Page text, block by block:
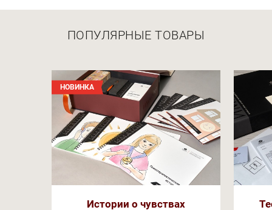
ПОПУЛЯРНЫЕ ТОВАРЫ
НОВИНКА
Истории о чувствах